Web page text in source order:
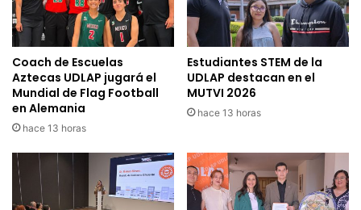
Coach de Escuelas
Aztecas UDLAP jugará el
Mundial de Flag Football
en Alemania
hace 13 horas
Estudiantes STEM de la
UDLAP destacan en el
MUTVI 2026
hace 13 horas